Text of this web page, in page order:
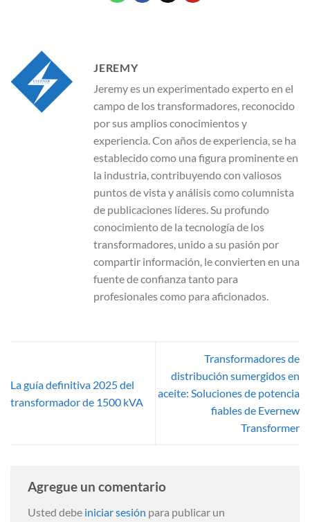
JEREMY
Jeremy es un experimentado experto en el
campo de los transformadores, reconocido
por sus amplios conocimientos y
experiencia. Con años de experiencia, se ha
establecido como una figura prominente en
la industria, contribuyendo con valiosos
puntos de vista y análisis como columnista
de publicaciones líderes. Su profundo
conocimiento de la tecnología de los
transformadores, unido a su pasión por
compartir información, le convierten en una
fuente de confianza tanto para
profesionales como para aficionados.
La guía definitiva 2025 del
transformador de 1500 kVA
Transformadores de
distribución sumergidos en
aceite: Soluciones de potencia
fiables de Evernew
Transformer
Agregue un comentario
Usted debe iniciar sesión para publicar un